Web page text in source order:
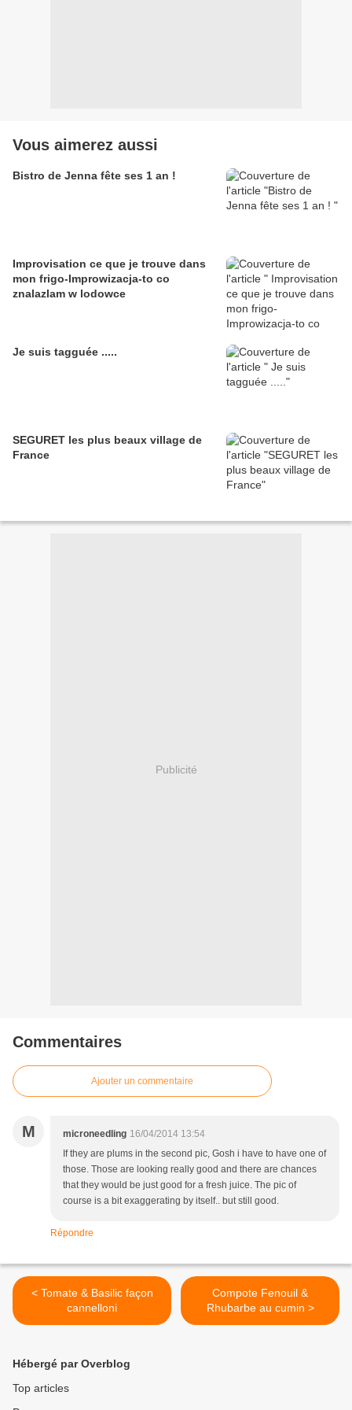
Vous aimerez aussi
Bistro de Jenna fête ses 1 an !
Improvisation ce que je trouve dans
mon frigo-Improwizacja-to co
znalazlam w lodowce
Je suis tagguée .....
SEGURET les plus beaux village de
France
Publicité
Commentaires
Ajouter un commentaire
M microneedling 16/04/2014 13:54
If they are plums in the second pic, Gosh i have to have one of
those. Those are looking really good and there are chances
that they would be just good for a fresh juice. The pic of
course is a bit exaggerating by itself.. but still good.
Répondre
< Tomate & Basilic façon
cannelloni
Compote Fenouil &
Rhubarbe au cumin >
Hébergé par Overblog
Top articles